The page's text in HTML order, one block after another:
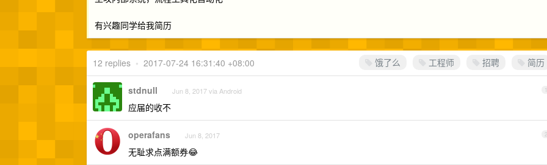
有兴趣同学给我简历
饿了么 工程师 招聘 简历
12 replies • 2017-07-24 16:31:40 +08:00
1
stdnull Jun 8, 2017 via Android
应届的收不
2
operafans Jun 8, 2017
无耻求点满额券😂